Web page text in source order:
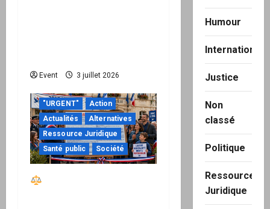
Event 3 juillet 2026
"URGENT"
Action
Actualités
Alternatives
Ressource Juridique
Santé public
Société
Humour
International
Justice
Non
classé
Politique
Ressource
Juridique